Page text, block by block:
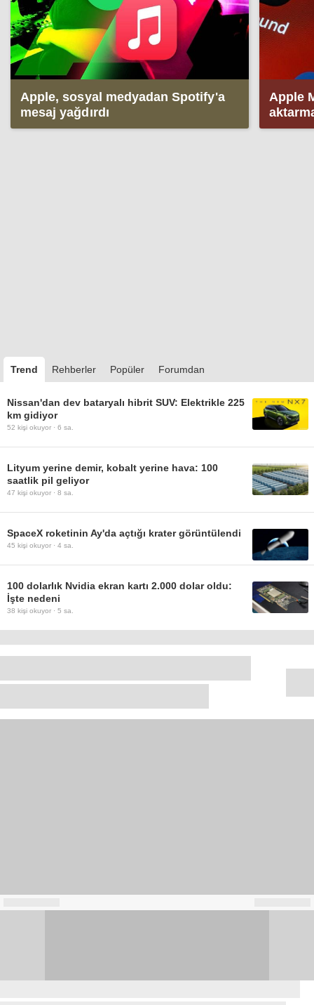
Apple, sosyal medyadan Spotify'a
mesaj yağdırdı
Apple
Trend Rehberler Popüler Forumdan
Nissan'dan dev bataryalı hibrit SUV: Elektrikle 225
km gidiyor
52 kişi okuyor · 6 sa.
Lityum yerine demir, kobalt yerine hava: 100
saatlik pil geliyor
47 kişi okuyor · 8 sa.
SpaceX roketinin Ay'da açtığı krater görüntülendi
45 kişi okuyor · 4 sa.
100 dolarlık Nvidia ekran kartı 2.000 dolar oldu:
İşte nedeni
38 kişi okuyor · 5 sa.